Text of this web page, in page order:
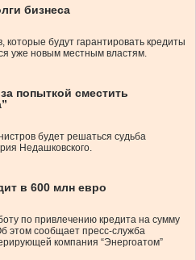
бизнеса
будут гарантировать кредиты
уже новым местным властям.
попыткой сместить
будет решаться судьба
Недашковского.
в 600 млн евро
по привлечению кредита на сумму
этом сообщает пресс-служба
компания “Энергоатом”